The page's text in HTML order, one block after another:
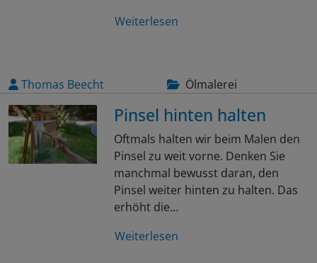
Weiterlesen
Thomas Beecht Ölmalerei
Pinsel hinten halten
Oftmals halten wir beim Malen den
Pinsel zu weit vorne. Denken Sie
manchmal bewusst daran, den
Pinsel weiter hinten zu halten. Das
erhöht die…
Weiterlesen